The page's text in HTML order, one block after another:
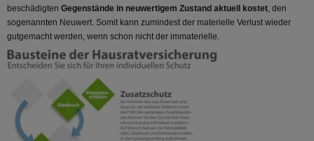
beschädigten Gegenstände in neuwertigem Zustand aktuell kostet, den
sogenannten Neuwert. Somit kann zumindest der materielle Verlust wieder
gutgemacht werden, wenn schon nicht der immaterielle.